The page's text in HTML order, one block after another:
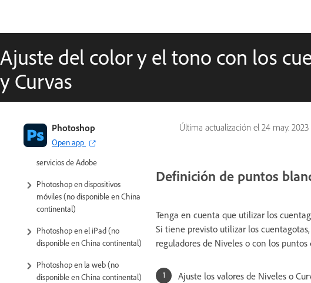
Ajuste del color y el tono con los
y Curvas
Última actualización el 24 may. 2023
Photoshop
Open app
Introducción a Photoshop
Photoshop y otros productos y
servicios de Adobe
Photoshop en dispositivos
móviles (no disponible en China
continental)
Photoshop en el iPad (no
disponible en China continental)
Photoshop en la web (no
disponible en China continental)
Definición de puntos
Tenga en cuenta que utilizar los
Si tiene previsto utilizar los
reguladores de Niveles o con los puntos
Ajuste los valores de Niveles o